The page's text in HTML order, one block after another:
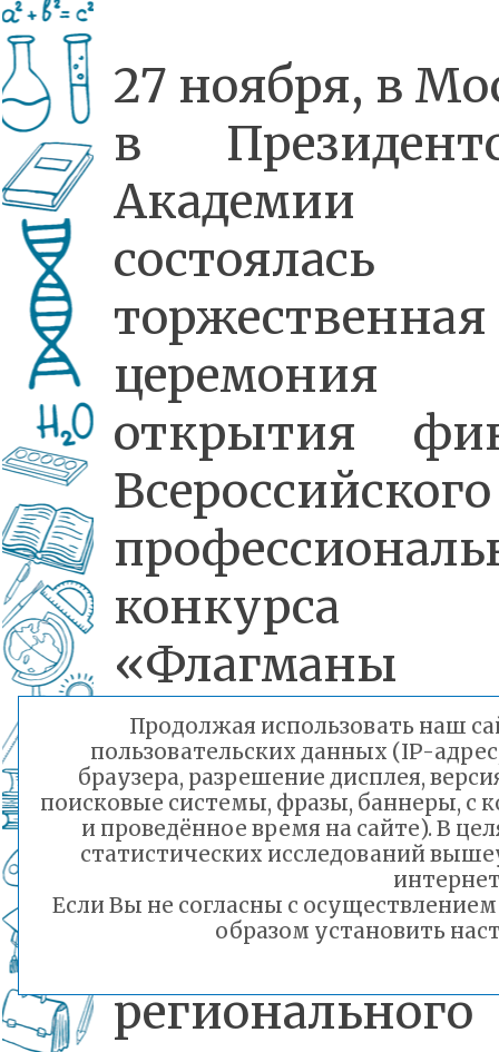
27 ноября, в
в
Академии
состоялась
торжественная
церемония
открытия
Всероссийского
конкурса
«Флагманы
образования».
В нем
участие
победители
регионального
Продолжая использовать наш
пользовательских данных (IP-
браузера, разрешение дисплея,
поисковые системы, фразы, баннеры, с
и проведённое время на сайте). В
статистических исследований
Если Вы не согласны с
образом установить